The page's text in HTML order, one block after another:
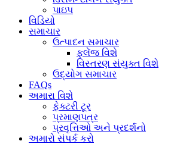
પાઇપ
વિડિયો
સમાચાર
ઉત્પાદન સમાચાર
ફ્લેંજ વિશે
વિસ્તરણ સંયુક્ત વિશે
ઉદ્યોગ સમાચાર
FAQs
અમારા વિશે
ફેક્ટરી ટૂર
પ્રમાણપત્ર
પ્રવૃત્તિઓ અને પ્રદર્શનો
અમારો સંપર્ક કરો